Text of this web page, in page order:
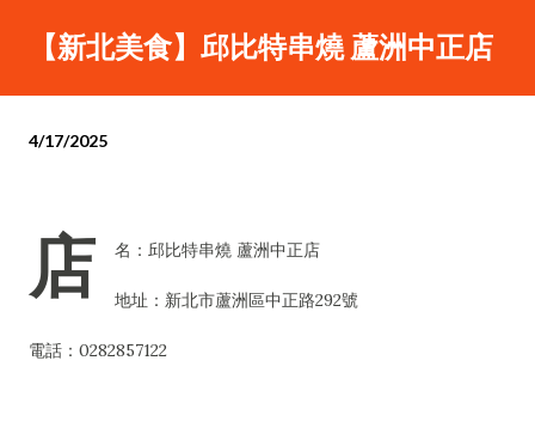
【新北美食】邱比特串燒 蘆洲中正店
4/17/2025
店 名：邱比特串燒 蘆洲中正店
地址：新北市蘆洲區中正路292號
電話：0282857122